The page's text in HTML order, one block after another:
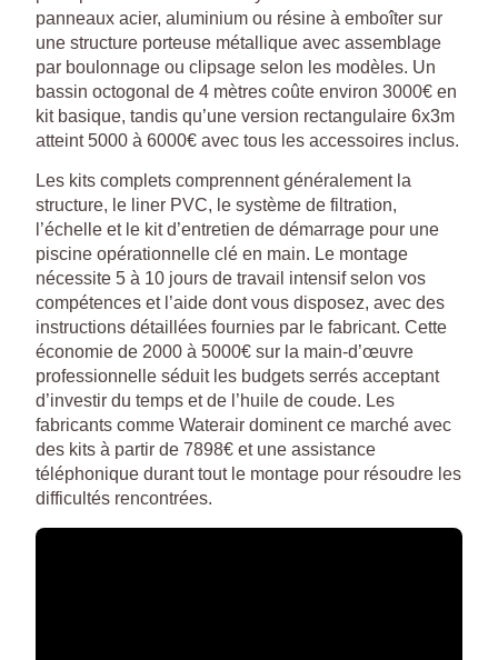
panneaux acier, aluminium ou résine à emboîter sur
une structure porteuse métallique avec assemblage
par boulonnage ou clipsage selon les modèles. Un
bassin octogonal de 4 mètres coûte environ 3000€ en
kit basique, tandis qu’une version rectangulaire 6x3m
atteint 5000 à 6000€ avec tous les accessoires inclus.
Les kits complets comprennent généralement la
structure, le liner PVC, le système de filtration,
l’échelle et le kit d’entretien de démarrage pour une
piscine opérationnelle clé en main. Le montage
nécessite 5 à 10 jours de travail intensif selon vos
compétences et l’aide dont vous disposez, avec des
instructions détaillées fournies par le fabricant. Cette
économie de 2000 à 5000€ sur la main-d’œuvre
professionnelle séduit les budgets serrés acceptant
d’investir du temps et de l’huile de coude. Les
fabricants comme Waterair dominent ce marché avec
des kits à partir de 7898€ et une assistance
téléphonique durant tout le montage pour résoudre les
difficultés rencontrées.